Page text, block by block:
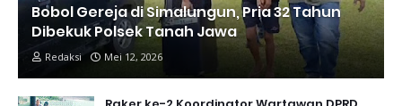
Bobol Gereja di Simalungun, Pria 32 Tahun
Dibekuk Polsek Tanah Jawa
Redaksi Mei 12, 2026